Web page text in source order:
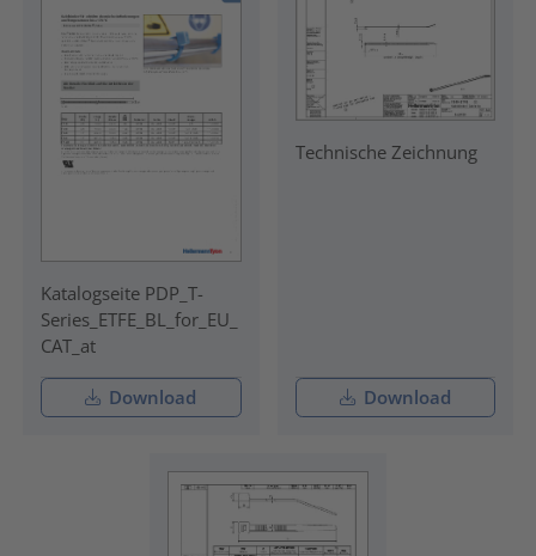
Katalogseite PDP_T-
Series_ETFE_BL_for_EU_
CAT_at
Download
Technische Zeichnung
Download